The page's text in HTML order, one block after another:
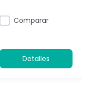
Comparar
Detalles